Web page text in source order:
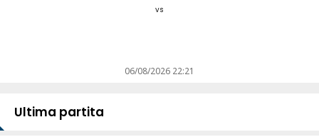
vs
06/08/2026 22:21
Ultima partita